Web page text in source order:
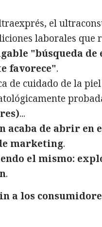
el
laborales que
"búsqueda
favorece".
de cuidado de la
...
acaba de abrir en
marketing.
el mismo:
.
a los